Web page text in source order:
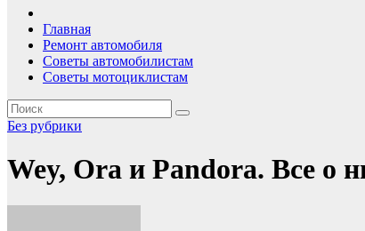
Главная
Ремонт автомобиля
Советы автомобилистам
Советы мотоциклистам
Без рубрики
Wey, Ora и Pandora. Все о